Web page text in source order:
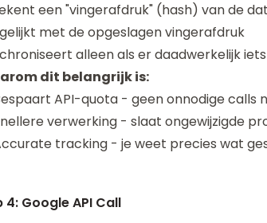
een "vingerafdruk" (hash) van de
met de opgeslagen vingerafdruk
alleen als er daadwerkelijk iets
dit belangrijk is:
API-quota - geen onnodige calls
verwerking - slaat ongewijzigde
tracking - je weet precies wat
4: Google API Call